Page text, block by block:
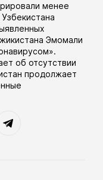
менее
Эмомали
об отсутствии
продолжает